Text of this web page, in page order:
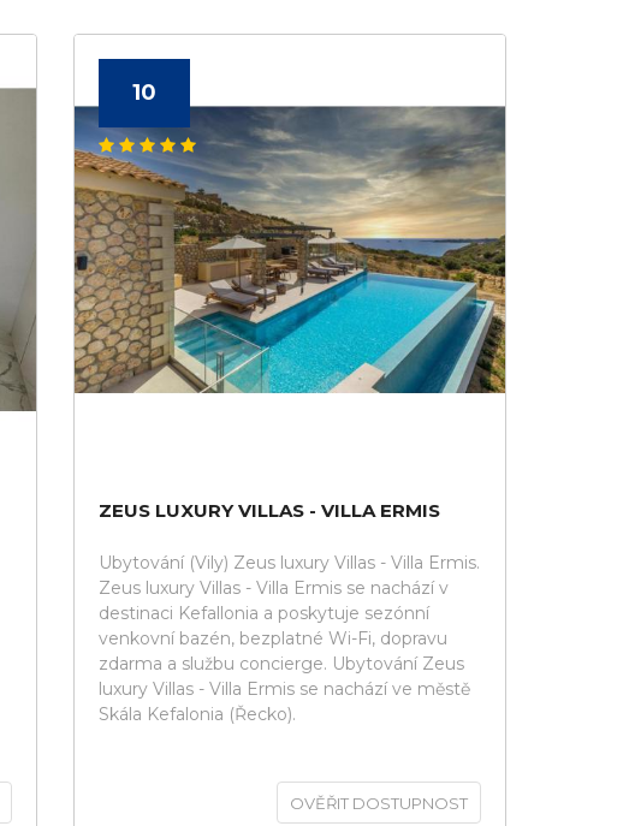
10
ZEUS LUXURY VILLAS - VILLA ERMIS
Ubytování (Vily) Zeus luxury Villas - Villa Ermis.
Zeus luxury Villas - Villa Ermis se nachází v
destinaci Kefallonia a poskytuje sezónní
venkovní bazén, bezplatné Wi-Fi, dopravu
zdarma a službu concierge. Ubytování Zeus
luxury Villas - Villa Ermis se nachází ve městě
Skála Kefalonia (Řecko).
OVĚŘIT DOSTUPNOST